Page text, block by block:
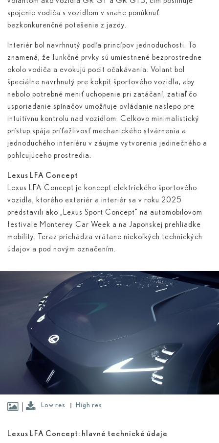
spojenie vodiča s vozidlom v snahe ponúknuť
bezkonkurenčné potešenie z jazdy.
Interiér bol navrhnutý podľa princípov jednoduchosti. To
znamená, že funkčné prvky sú umiestnené bezprostredne
okolo vodiča a evokujú pocit očakávania. Volant bol
špeciálne navrhnutý pre kokpit športového vozidla, aby
nebolo potrebné meniť uchopenie pri zatáčaní, zatiaľ čo
usporiadanie spínačov umožňuje ovládanie naslepo pre
intuitívnu kontrolu nad vozidlom. Celkovo minimalistický
prístup spája príťažlivosť mechanického stvárnenia a
jednoduchého interiéru v záujme vytvorenia jedinečného a
pohlcujúceho prostredia.
Lexus LFA Concept
Lexus LFA Concept je koncept elektrického športového
vozidla, ktorého exteriér a interiér sa v roku 2025
predstavili ako „Lexus Sport Concept“ na automobilovom
festivale Monterey Car Week a na Japonskej prehliadke
mobility. Teraz prichádza vrátane niekoľkých technických
údajov a pod novým označením.
Low res High res
Lexus LFA Concept: hlavné technické údaje